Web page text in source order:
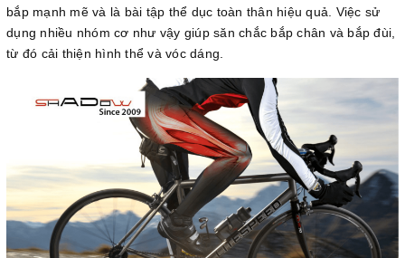
bắp mạnh mẽ và là bài tập thể dục toàn thân hiệu quả. Việc sử
dụng nhiều nhóm cơ như vậy giúp săn chắc bắp chân và bắp đùi,
từ đó cải thiện hình thể và vóc dáng.